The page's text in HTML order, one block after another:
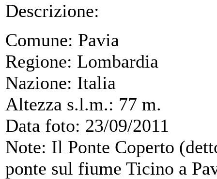
Descrizione:
Comune: Pavia
Regione: Lombardia
Nazione: Italia
Altezza s.l.m.: 77 m.
Data foto: 23/09/2011
Note: Il Ponte Coperto
ponte sul fiume Ticino a